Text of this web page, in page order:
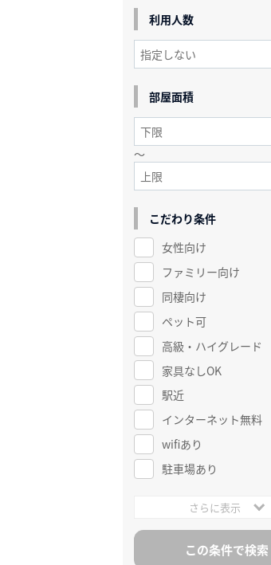
利用人数
部屋面積
～
こだわり条件
女性向け
ファミリー向け
同棲向け
ペット可
高級・ハイグレード
家具なしOK
駅近
インターネット無料
wifiあり
駐車場あり
さらに表示